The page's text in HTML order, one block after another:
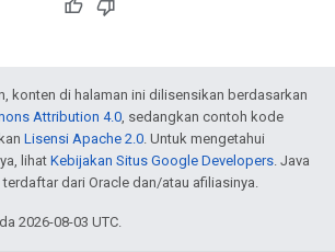
konten di halaman ini dilisensikan berdasarkan
Attribution 4.0, sedangkan contoh kode
Lisensi Apache 2.0. Untuk mengetahui
lihat Kebijakan Situs Google Developers. Java
dari Oracle dan/atau afiliasinya.
2026-08-03 UTC.